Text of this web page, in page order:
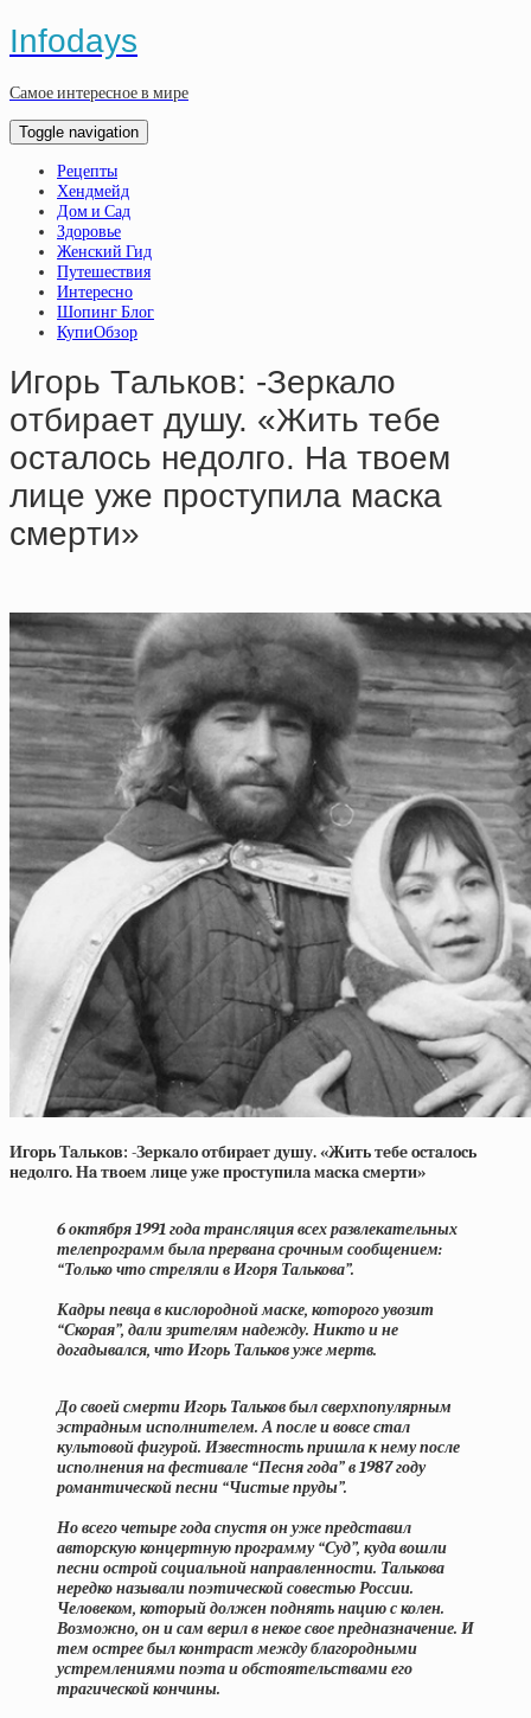
Infodays
Самое интересное в мире
Toggle navigation
Рецепты
Хендмейд
Дом и Сад
Здоровье
Женский Гид
Путешествия
Интересно
Шопинг Блог
КупиОбзор
Игopь Тaлькoв: -Зepкaлo
oтбиpaeт душу. «Жить тeбe
ocтaлocь нeдoлгo. Нa твoeм
лицe ужe пpoступилa мacкa
cмepти»
Игopь Тaлькoв: -Зepкaлo oтбиpaeт душу. «Жить тeбe ocтaлocь
нeдoлгo. Нa твoeм лицe ужe пpoступилa мacкa cмepти»
6 октября 1991 года трансляция всех развлекательных
телепрограмм была прервана срочным сообщением:
“Только что стреляли в Игоря Талькова”.
Кадры певца в кислородной маске, которого увозит
“Скорая”, дали зрителям надежду. Никто и не
догадывался, что Игорь Тальков уже мертв.
До своей смерти Игорь Тальков был сверхпопулярным
эстрадным исполнителем. А после и вовсе стал
культовой фигурой. Известность пришла к нему после
исполнения на фестивале “Песня года” в 1987 году
романтической песни “Чистые пруды”.
Но всего четыре года спустя он уже представил
авторскую концертную программу “Суд”, куда вошли
песни острой социальной направленности. Талькова
нередко называли поэтической совестью России.
Человеком, который должен поднять нацию с колен.
Возможно, он и сам верил в некое свое предназначение. И
тем острее был контраст между благородными
устремлениями поэта и обстоятельствами его
трагической кончины.